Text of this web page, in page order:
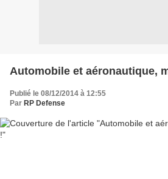
Automobile et aéronautique,
Publié le 08/12/2014 à 12:55
Par RP Defense